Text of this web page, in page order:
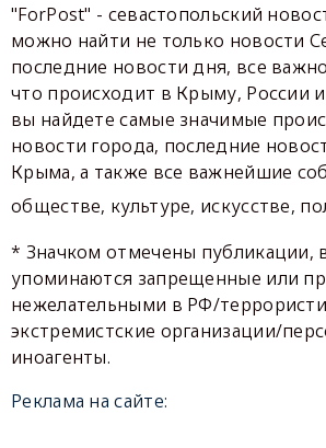
"ForPost" - севастопольский
можно найти не только новости
последние новости дня, все
что происходит в Крыму, России
вы найдете самые значимые
новости города, последние
Крыма, а также все важнейшие
обществе, культуре, искусстве,
* Значком отмечены публикации,
упоминаются запрещенные или
нежелательными в РФ/
экстремистские организации/
иноагенты.
Реклама на сайте: